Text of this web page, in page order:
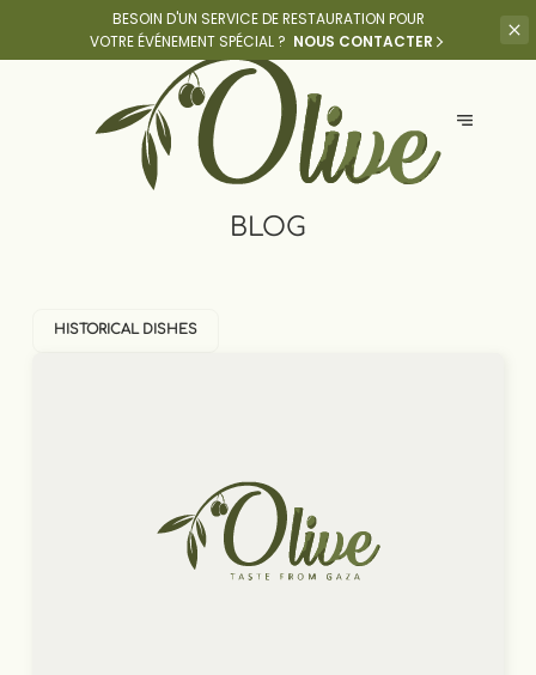
BESOIN D'UN SERVICE DE RESTAURATION POUR
VOTRE ÉVÉNEMENT SPÉCIAL ? NOUS CONTACTER
BLOG
HISTORICAL DISHES